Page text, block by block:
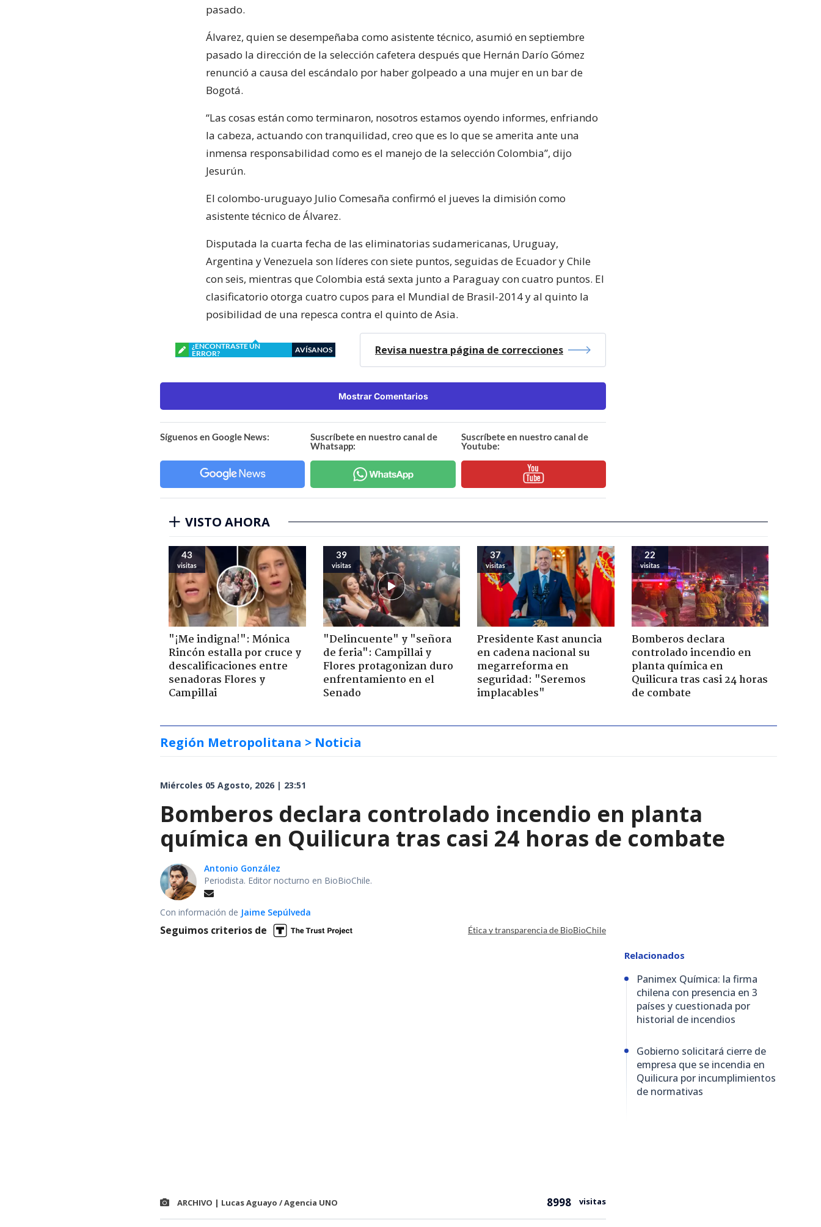
pasado.
Álvarez, quien se desempeñaba como asistente técnico, asumió en septiembre
pasado la dirección de la selección cafetera después que Hernán Darío Gómez
renunció a causa del escándalo por haber golpeado a una mujer en un bar de
Bogotá.
“Las cosas están como terminaron, nosotros estamos oyendo informes, enfriando
la cabeza, actuando con tranquilidad, creo que es lo que se amerita ante una
inmensa responsabilidad como es el manejo de la selección Colombia”, dijo
Jesurún.
El colombo-uruguayo Julio Comesaña confirmó el jueves la dimisión como
asistente técnico de Álvarez.
Disputada la cuarta fecha de las eliminatorias sudamericanas, Uruguay,
Argentina y Venezuela son líderes con siete puntos, seguidas de Ecuador y Chile
con seis, mientras que Colombia está sexta junto a Paraguay con cuatro puntos. El
clasificatorio otorga cuatro cupos para el Mundial de Brasil-2014 y al quinto la
posibilidad de una repesca contra el quinto de Asia.
¿ENCONTRASTE UN
ERROR?
AVÍSANOS Revisa nuestra página de correcciones
Mostrar Comentarios
Síguenos en Google News:
Suscríbete en nuestro canal de
Whatsapp:
Suscríbete en nuestro canal de
Youtube:
VISTO AHORA
43
visitas
"¡Me indigna!": Mónica
Rincón estalla por cruce y
descalificaciones entre
senadoras Flores y
Campillai
39
visitas
"Delincuente" y "señora
de feria": Campillai y
Flores protagonizan duro
enfrentamiento en el
Senado
37
visitas
Presidente Kast anuncia
en cadena nacional su
megarreforma en
seguridad: "Seremos
implacables"
22
visitas
Bomberos declara
controlado incendio en
planta química en
Quilicura tras casi 24 horas
de combate
Región Metropolitana > Noticia
Miércoles 05 Agosto, 2026 | 23:51
Bomberos declara controlado incendio en planta
química en Quilicura tras casi 24 horas de combate
Antonio González
Periodista. Editor nocturno en BioBioChile.
Con información de Jaime Sepúlveda
Seguimos criterios de Ética y transparencia de BioBioChile
ARCHIVO | Lucas Aguayo / Agencia UNO 8998 visitas
Relacionados
Panimex Química: la firma
chilena con presencia en 3
países y cuestionada por
historial de incendios
Gobierno solicitará cierre de
empresa que se incendia en
Quilicura por incumplimientos
de normativas